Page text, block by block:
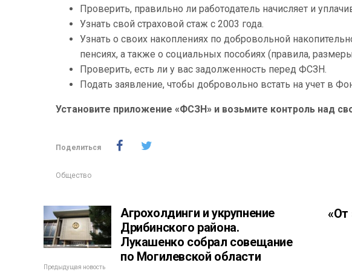
Проверить, правильно ли работодатель начисляет и
Узнать свой страховой стаж с 2003 года.
Узнать о своих накоплениях по добровольной
пенсиях, а также о социальных пособиях (правила,
Проверить, есть ли у вас задолженность перед ФСЗН.
Подать заявление, чтобы добровольно встать на учет в
Установите приложение «ФСЗН» и возьмите контроль над
Поделиться
Общество
Агрохолдинги и укрупнение
Дрибинского района.
Лукашенко собрал совещание
по Могилевской области
Предыдущая новость
«От